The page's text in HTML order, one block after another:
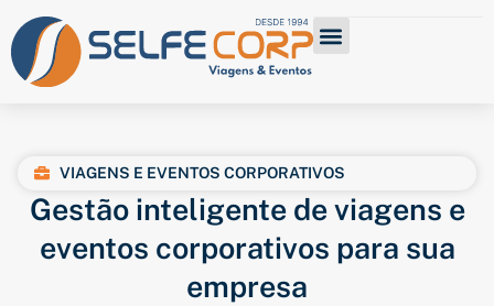
VIAGENS E EVENTOS CORPORATIVOS
Gestão inteligente de viagens e
eventos corporativos para sua
empresa